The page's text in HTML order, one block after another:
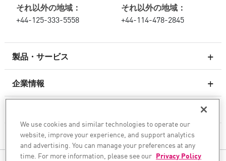
製品・サービス
次世代ファイアウォール
クラウド向けのネットワーク セキュリティ
WAF
企業情報
企業情報
それ以外の地域：
+44-125-333-5558
それ以外の地域：
+44-114-478-2845
We use cookies and similar technologies to operate our
website, improve your experience, and support analytics
and advertising. You can manage your preferences at any
time. For more information, please see our Privacy Policy